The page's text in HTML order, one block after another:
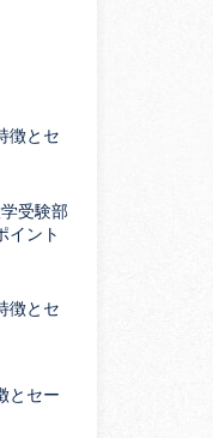
徴とセ
受験部
イント
徴とセ
とセー